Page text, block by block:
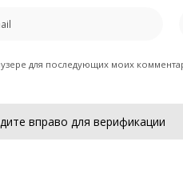
для последующих моих
вправо для верификации